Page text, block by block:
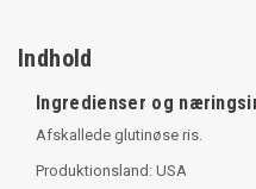
Indhold
Ingredienser og
Afskallede glutinøse ris.
Produktionsland: USA